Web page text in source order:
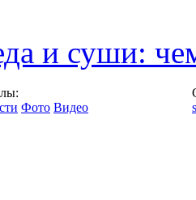
и суши:
Фото Видео